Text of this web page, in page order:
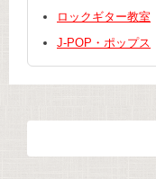
ロックギター教室
J-POP・ポップス